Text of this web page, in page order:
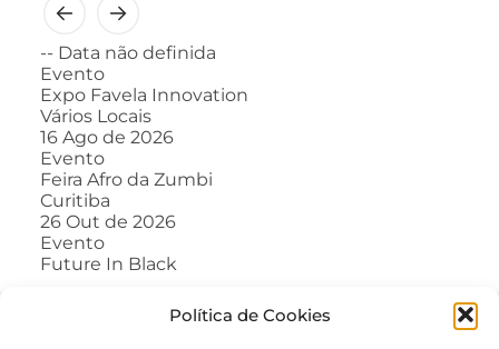
Política de Cookies
-- Data não definida
Evento
Expo Favela Innovation
Vários Locais
16 Ago de 2026
Evento
Feira Afro da Zumbi
Curitiba
26 Out de 2026
Evento
Future In Black